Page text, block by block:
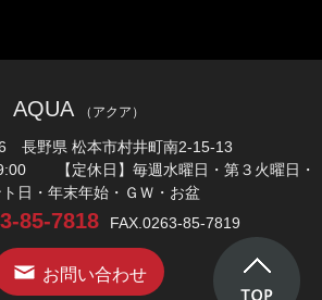
AQUA （アクア）
長野県 松本市村井町南2-15-13
【定休日】毎週水曜日・第３火曜日・
日・年末年始・ＧＷ・お盆
85-7818 FAX.0263-85-7819
お問い合わせ